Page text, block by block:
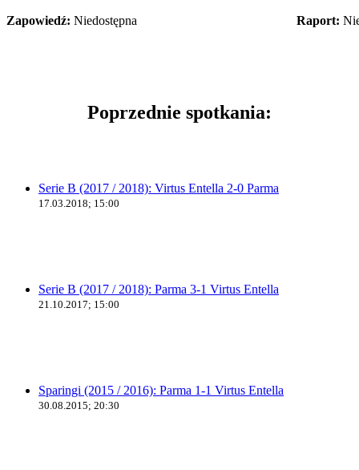
Zapowiedź: Niedostępna Raport:
Poprzednie spotkania:
Serie B (2017 / 2018): Virtus Entella 2-0 Parma
17.03.2018; 15:00
Serie B (2017 / 2018): Parma 3-1 Virtus Entella
21.10.2017; 15:00
Sparingi (2015 / 2016): Parma 1-1 Virtus Entella
30.08.2015; 20:30